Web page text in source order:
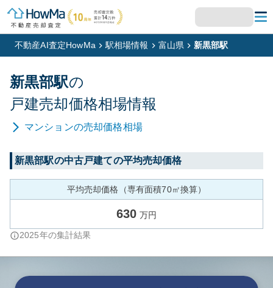
不動産AI査定HowMa 駅相場情報 富山県 新黒部駅
新黒部駅の
戸建売却価格相場情報
マンションの売却価格相場
新黒部駅の中古戸建ての平均売却価格
平均売却価格（専有面積70㎡換算）
630 万円
2025年の集計結果